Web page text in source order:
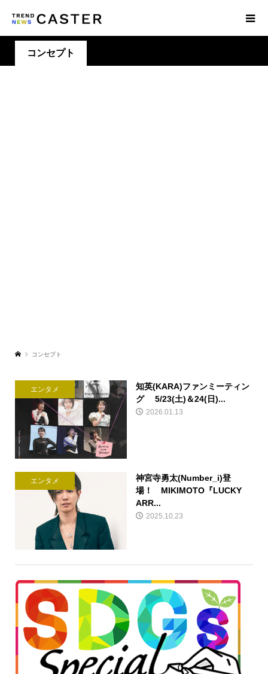
コンセプト
コンセプト
エンタメ
知英(KARA)ファンミーティン
グ 5/23(土)＆24(日)...
2026.01.13
エンタメ
神宮寺勇太(Number_i)登
場！ MIKIMOTO『LUCKY
ARR...
2025.10.23